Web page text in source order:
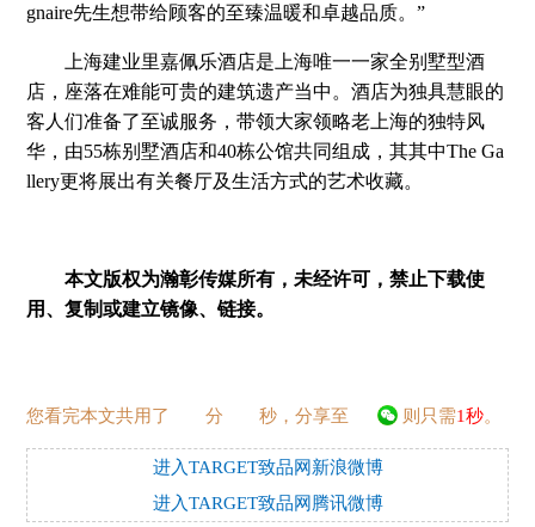
gnaire先生想带给顾客的至臻温暖和卓越品质。”
上海建业里嘉佩乐酒店是上海唯一一家全别墅型酒
店，座落在难能可贵的建筑遗产当中。酒店为独具慧眼的
客人们准备了至诚服务，带领大家领略老上海的独特风
华，由55栋别墅酒店和40栋公馆共同组成，其其中The Ga
llery更将展出有关餐厅及生活方式的艺术收藏。
本文版权为瀚彰传媒所有，未经许可，禁止下载使
用、复制或建立镜像、链接。
您看完本文共用了 分 秒，分享至 则只需1秒。
进入TARGET致品网新浪微博
进入TARGET致品网腾讯微博